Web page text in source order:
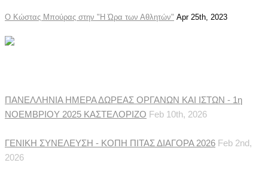
Ο Κώστας Μπούρας στην "Η Ώρα των Αθλητών" Apr 25th, 2023
ΠΑΝΕΛΛΗΝΙΑ ΗΜΕΡΑ ΔΩΡΕΑΣ ΟΡΓΑΝΩΝ ΚΑΙ ΙΣΤΩΝ - 1η
ΝΟΕΜΒΡΙΟΥ 2025 ΚΑΣΤΕΛΟΡΙΖΟ Feb 10th, 2026
ΓΕΝΙΚΗ ΣΥΝΕΛΕΥΣΗ - ΚΟΠΗ ΠΙΤΑΣ ΔΙΑΓΟΡΑ 2026 Feb 2nd,
2026